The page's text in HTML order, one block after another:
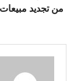
من تجديد مبيعات